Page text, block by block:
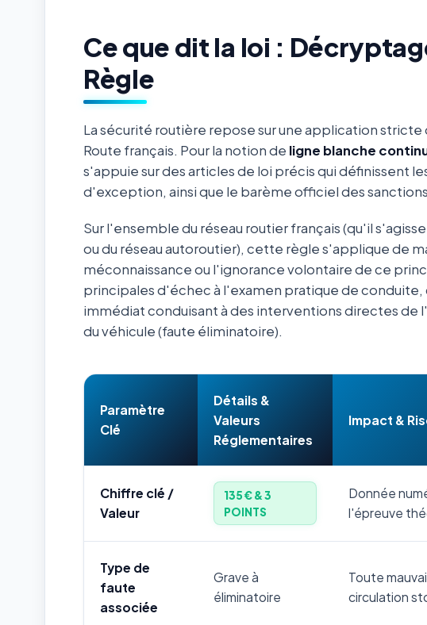
Ce que dit la loi :
Règle
La sécurité routière repose sur une application
Route français. Pour la notion de ligne blanche
s'appuie sur des articles de loi précis qui définissent
d'exception, ainsi que le barème officiel des
Sur l'ensemble du réseau routier français (qu'il
ou du réseau autoroutier), cette règle s'applique de
méconnaissance ou l'ignorance volontaire de ce
principales d'échec à l'examen pratique de
immédiat conduisant à des interventions directes de
du véhicule (faute éliminatoire).
Paramètre
Clé
Détails &
Valeurs
Réglementaires
Impact &
Chiffre clé /
Valeur
135 € & 3
POINTS
Donnée
l'épreuve
Type de
faute
associée
Grave à
éliminatoire
Toute
circulation